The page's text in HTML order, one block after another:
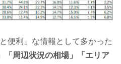
便利」な情報として多かった
「周辺状況の相場」「エリア